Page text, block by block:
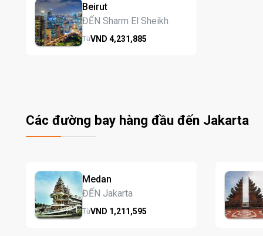
Beirut
ĐẾN Sharm El Sheikh
TừVND 4,231,885
Các đường bay hàng đầu đến Jakarta
Medan
ĐẾN Jakarta
TừVND 1,211,595